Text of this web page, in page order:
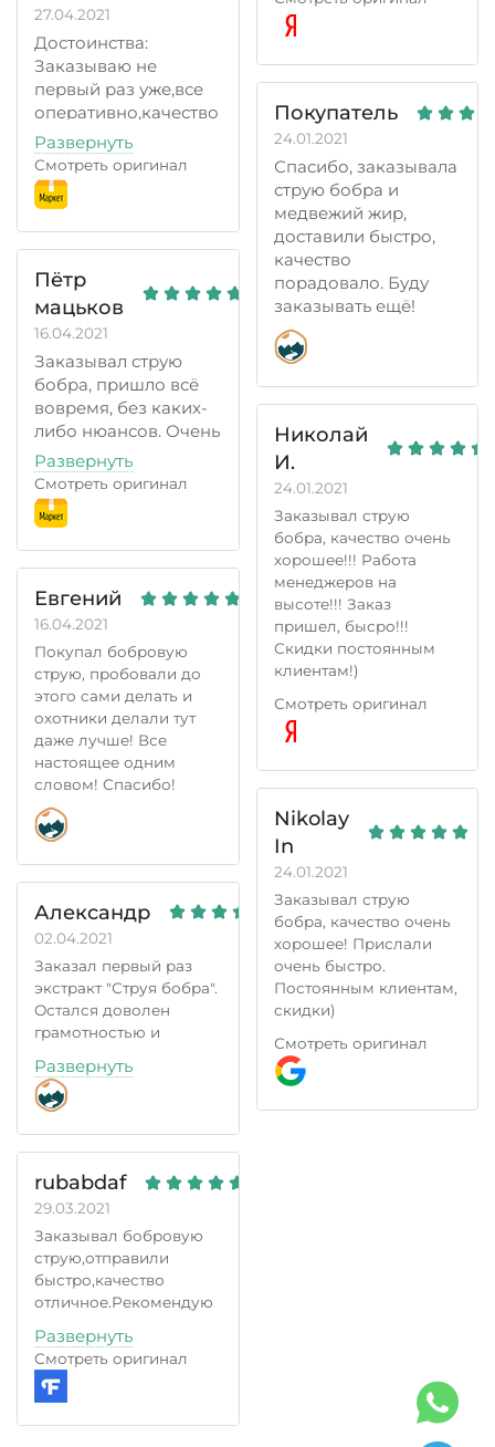
за быстроту
доставки,
пользовался СДЭК.
Практически за три
дня из Барнаула в
полностью
соответствует, очень
хорошо упакован.
наилучших
пожеланий!
27.04.2021
Достоинства:
Заказываю не
первый раз уже,все
оперативно,качество
на высшем уровне.
Упаковано отлично.
Недостатки:
Нет
Комментарий:
Очень довольна,
заказывала струю
бобра,медвежью
желчь, все отлично.
Развернуть
Смотреть оригинал
Пётр
мацьков
16.04.2021
Заказывал струю
бобра, пришло всё
вовремя, без каких-
либо нюансов. Очень
доволен, что
обошлось без
геморроя
Нравится выбор
продукции,
собираюсь ещё раз
воспользоваться
услугами компании.
Развернуть
Смотреть оригинал
Евгений
16.04.2021
Покупал бобровую
струю, пробовали до
этого сами делать и
охотники делали тут
даже лучше! Все
настоящее одним
словом! Спасибо!
Александр
02.04.2021
Заказал первый раз
экстракт "Струя бобра".
Остался доволен
грамотностью и
персонала. Отправили
оперативно почтой
время отслеживалась).
Сам экстракт в
подлинности
подозрений не
вызывает. Можно
смело заказывать
магазина.
Развернуть
rubabdaf
29.03.2021
Заказывал бобровую
струю,отправили
быстро,качество
отличное.Рекомендую
Алтайский
заготовитель.
Развернуть
Смотреть оригинал
профессиональный и
вежливый. Отгрузили
обращаться и в
дальнейшем, благо и
цены вменяемые и
ассортимент
привлекательный.
Спасибо и удач!
Покупатель
24.01.2021
Спасибо, заказывала
струю бобра и
медвежий жир,
доставили быстро,
качество
порадовало. Буду
заказывать ещё!
Николай
И.
24.01.2021
Заказывал струю
бобра, качество очень
хорошее!!! Работа
менеджеров на
высоте!!! Заказ
пришел, бысро!!!
Скидки постоянным
клиентам!)
Смотреть оригинал
Nikolay
In
24.01.2021
Заказывал струю
бобра, качество очень
хорошее! Прислали
очень быстро.
Постоянным клиентам,
скидки)
Смотреть оригинал